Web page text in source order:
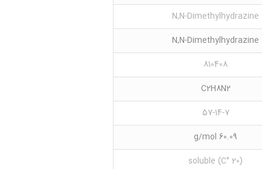
N,N-Dimethylhydrazine
N,N-Dimethylhydrazine
810408
C2H8N2
57-14-7
60.09 g/mol
(20 °C) soluble